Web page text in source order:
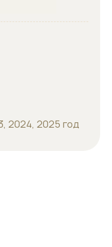
2024, 2025 год